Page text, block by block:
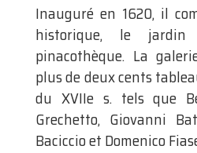
Inauguré en 1620, il
historique, le
pinacothèque. La
plus de deux cents
du XVIIe s. tels que
Grechetto, Giovanni
Baciccio et Domenico